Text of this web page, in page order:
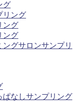
グ
リング
ング
ング
グサロンサンプリ
ぱなしサンプリング